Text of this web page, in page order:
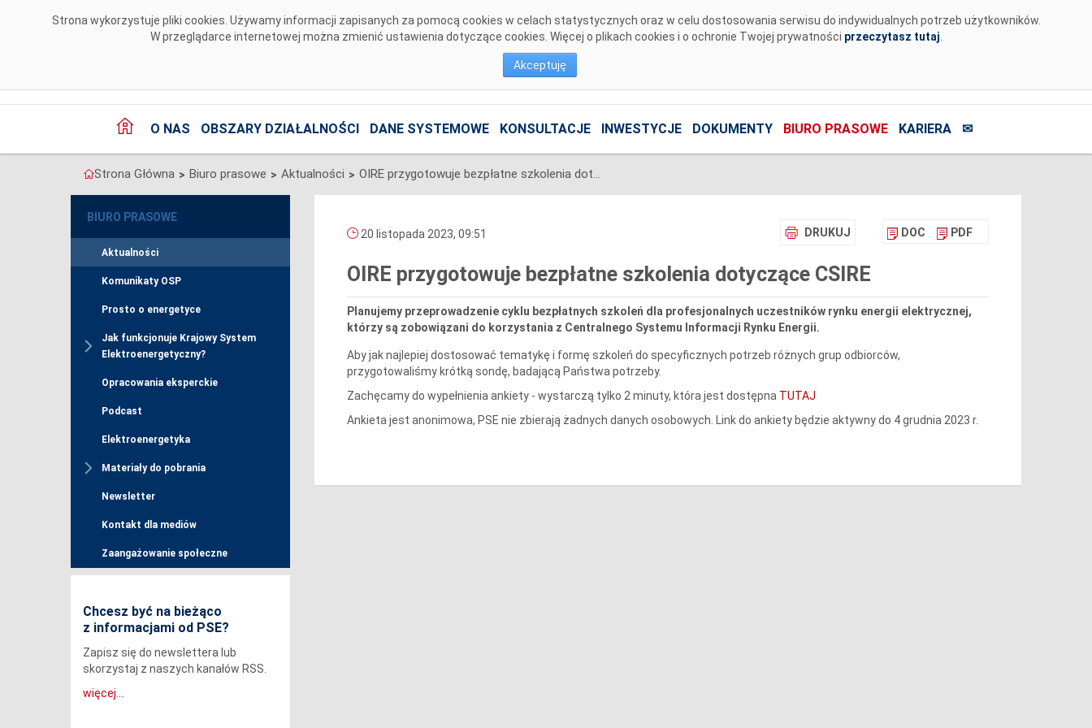
Strona wykorzystuje pliki cookies. Używamy informacji zapisanych za pomocą cookies w celach statystycznych oraz w celu dostosowania serwisu do indywidualnych potrzeb użytkowników.
W przeglądarce internetowej można zmienić ustawienia dotyczące cookies. Więcej o plikach cookies i o ochronie Twojej prywatności przeczytasz tutaj
Akceptuję
O NAS OBSZARY DZIAŁALNOŚCI DANE SYSTEMOWE KONSULTACJE INWESTYCJE DOKUMENTY BIURO PRASOWE KARIERA ✉
Strona Główna > Biuro prasowe > Aktualności > OIRE przygotowuje bezpłatne szkolenia dotyczące CSIRE
BIURO PRASOWE
Aktualności
Komunikaty OSP
Prosto o energetyce
Jak funkcjonuje Krajowy System
Elektroenergetyczny?
Opracowania eksperckie
Podcast
Elektroenergetyka
Materiały do pobrania
Newsletter
Kontakt dla mediów
Zaangażowanie społeczne
Chcesz być na bieżąco
z informacjami od PSE?
Zapisz się do newslettera lub
skorzystaj z naszych kanałów RSS.
więcej...
DRUKUJ DOC PDF
20 listopada 2023, 09:51
OIRE przygotowuje bezpłatne szkolenia dotyczące CSIRE
Planujemy przeprowadzenie cyklu bezpłatnych szkoleń dla profesjonalnych uczestników rynku energii elektrycznej,
którzy są zobowiązani do korzystania z Centralnego Systemu Informacji Rynku Energii.
Aby jak najlepiej dostosować tematykę i formę szkoleń do specyficznych potrzeb różnych grup odbiorców,
przygotowaliśmy krótką sondę, badającą Państwa potrzeby.
Zachęcamy do wypełnienia ankiety - wystarczą tylko 2 minuty, która jest dostępna TUTAJ
Ankieta jest anonimowa, PSE nie zbierają żadnych danych osobowych. Link do ankiety będzie aktywny do 4 grudnia 2023 r.